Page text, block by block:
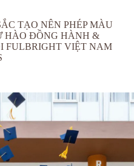
TẠO NÊN PHÉP MÀU
HÀO ĐỒNG HÀNH &
FULBRIGHT VIỆT NAM